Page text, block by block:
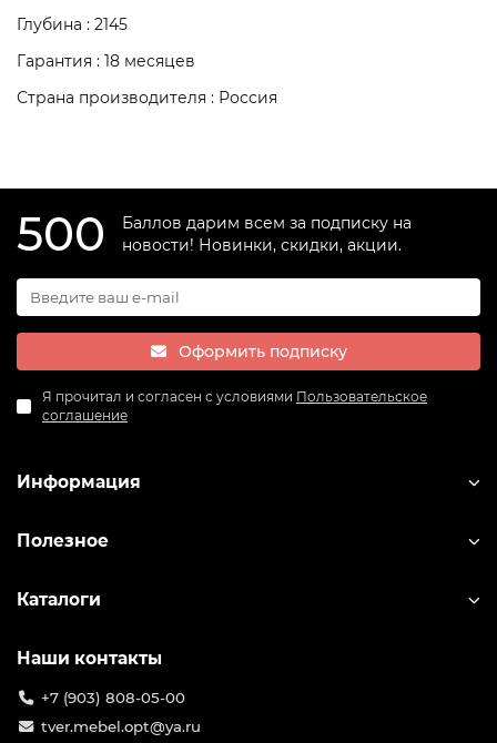
Глубина : 2145
Гарантия : 18 месяцев
Страна производителя : Россия
500
Баллов дарим всем за подписку на
новости! Новинки, скидки, акции.
Оформить подписку
Я прочитал и согласен с условиями Пользовательское
соглашение
Информация
Полезное
Каталоги
Наши контакты
+7 (903) 808-05-00
tver.mebel.opt@ya.ru